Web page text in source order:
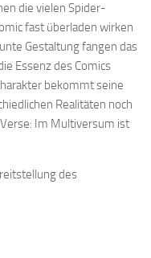
die vielen Spider-
fast überladen wirken
Gestaltung fangen das
Essenz des Comics
bekommt seine
Realitäten noch
Im Multiversum ist
des